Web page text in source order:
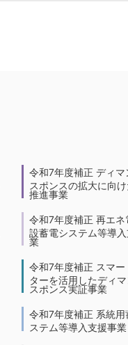
令和7年度補正 ディマ
スポンスの拡大に向
推進事業
令和7年度補正 再エネ
設蓄電システム等導
業
令和7年度補正 スマー
ターを活用したディ
スポンス実証事業
令和7年度補正 系統用
ステム等導入支援事業